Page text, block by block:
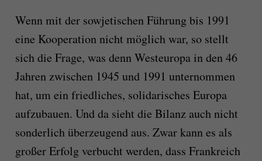
Wenn mit der sowjetischen Führung bis 1991
eine Kooperation nicht möglich war, so stellt
sich die Frage, was denn Westeuropa in den 46
Jahren zwischen 1945 und 1991 unternommen
hat, um ein friedliches, solidarisches Europa
aufzubauen. Und da sieht die Bilanz auch nicht
sonderlich überzeugend aus. Zwar kann es als
großer Erfolg verbucht werden, dass Frankreich